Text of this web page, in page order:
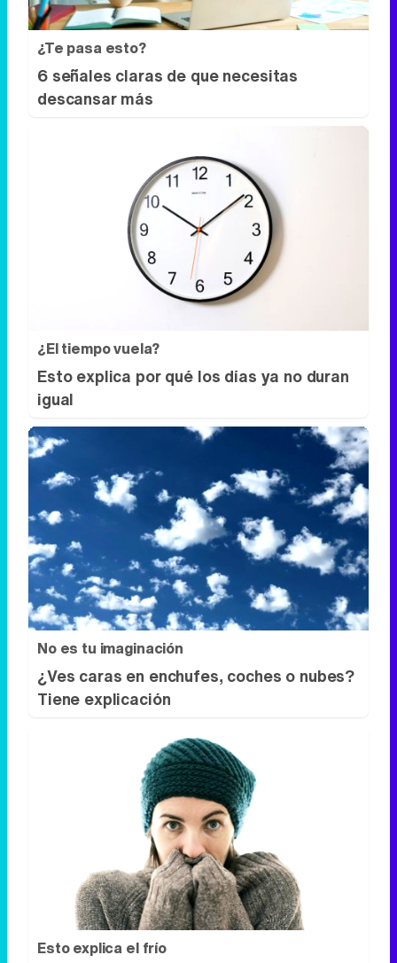
¿Te pasa esto?
6 señales claras de que necesitas
descansar más
¿El tiempo vuela?
Esto explica por qué los días ya no duran
igual
No es tu imaginación
¿Ves caras en enchufes, coches o nubes?
Tiene explicación
Esto explica el frío